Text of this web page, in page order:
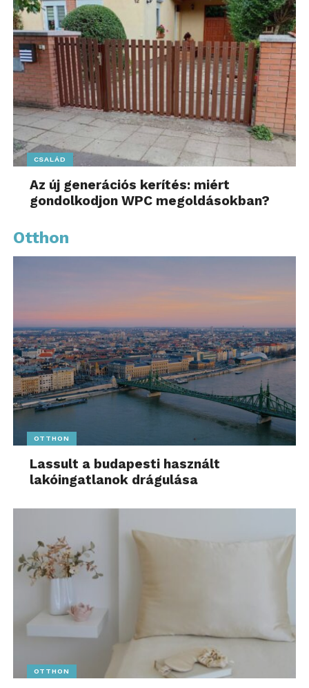
CSALÁD
Az új generációs kerítés: miért
gondolkodjon WPC megoldásokban?
Otthon
OTTHON
Lassult a budapesti használt
lakóingatlanok drágulása
OTTHON